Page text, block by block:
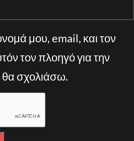
μου, email, και τον
τον πλοηγό για την
σχολιάσω.